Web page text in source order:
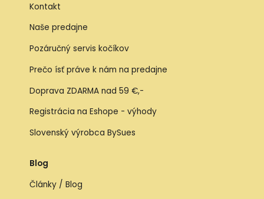
Kontakt
Naše predajne
Pozáručný servis kočíkov
Prečo ísť práve k nám na predajne
Doprava ZDARMA nad 59 €,-
Registrácia na Eshope - výhody
Slovenský výrobca BySues
Blog
Články / Blog